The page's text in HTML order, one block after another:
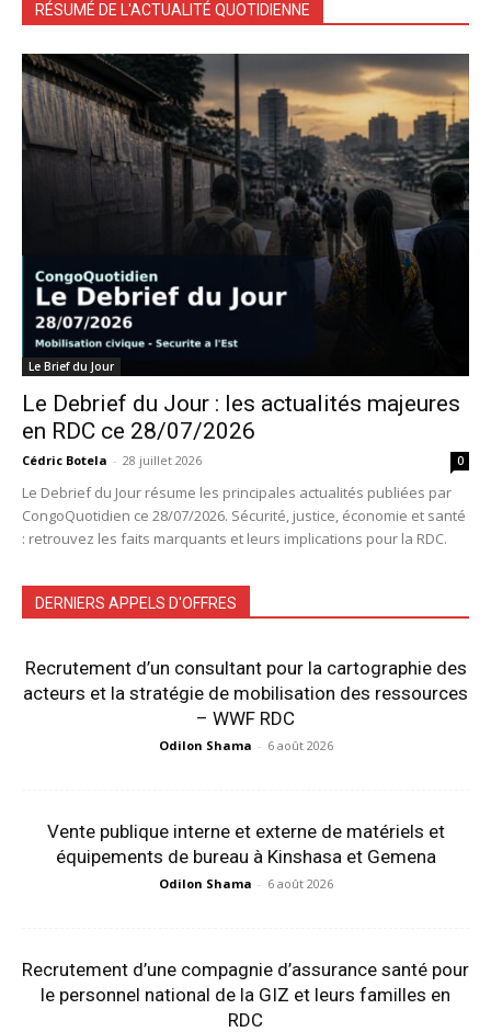
RÉSUMÉ DE L'ACTUALITÉ QUOTIDIENNE
Le Brief du Jour
Le Debrief du Jour : les actualités majeures
en RDC ce 28/07/2026
Cédric Botela - 28 juillet 2026 0
Le Debrief du Jour résume les principales actualités publiées par
CongoQuotidien ce 28/07/2026. Sécurité, justice, économie et santé
: retrouvez les faits marquants et leurs implications pour la RDC.
DERNIERS APPELS D'OFFRES
Recrutement d’un consultant pour la cartographie des
acteurs et la stratégie de mobilisation des ressources
– WWF RDC
Odilon Shama - 6 août 2026
Vente publique interne et externe de matériels et
équipements de bureau à Kinshasa et Gemena
Odilon Shama - 6 août 2026
Recrutement d’une compagnie d’assurance santé pour
le personnel national de la GIZ et leurs familles en
RDC